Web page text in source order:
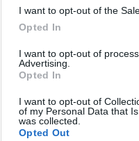
I want to opt-out of the
Opted In
I want to opt-out of
Advertising.
Opted In
I want to opt-out of
of my Personal Data that
was collected.
Opted Out